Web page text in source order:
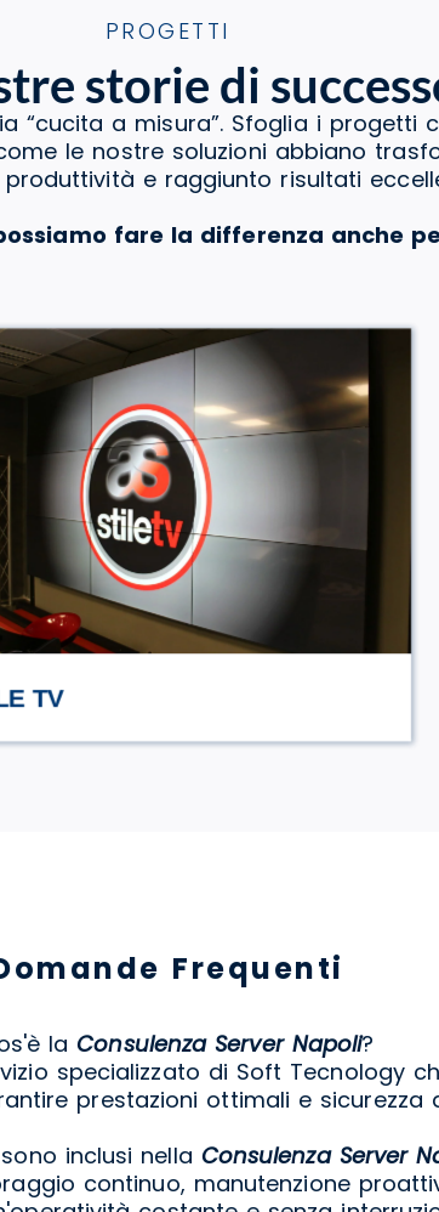
PROGETTI
storie di
“cucita a misura”. Sfoglia i progetti
le nostre soluzioni abbiano
e raggiunto risultati
fare la differenza anche
ECO TRULLO
Frequenti
laConsulenza Server Napoli?
specializzato di Soft Tecnology
prestazioni ottimali e sicurezza
inclusi nella Consulenza Server
continuo, manutenzione